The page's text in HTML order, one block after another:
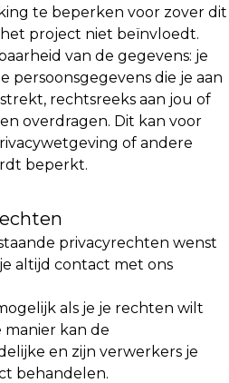
te beperken voor zover dit
project niet beïnvloedt.
van de gegevens: je
persoonsgegevens die je aan
rechtsreeks aan jou of
overdragen. Dit kan voor
of andere
beperkt.
privacyrechten wenst
altijd contact met ons
als je je rechten wilt
kan de
en zijn verwerkers je
behandelen.